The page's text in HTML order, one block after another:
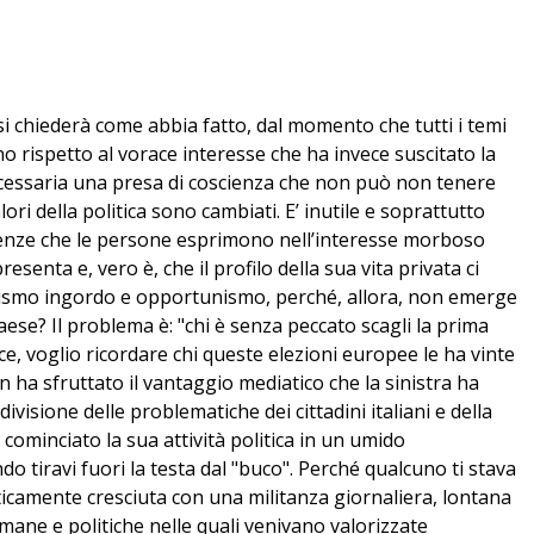
chiederà come abbia fatto, dal momento che tutti i temi
rispetto al vorace interesse che ha invece suscitato la
una presa di coscienza che non può non tenere
della politica sono cambiati. E’ inutile e soprattutto
che le persone esprimono nell’interesse morboso
e, vero è, che il profilo della sua vita privata ci
ingordo e opportunismo, perché, allora, non emerge
Il problema è: "chi è senza peccato scagli la prima
voglio ricordare chi queste elezioni europee le ha vinte
ha sfruttato il vantaggio mediatico che la sinistra ha
delle problematiche dei cittadini italiani e della
la sua attività politica in un umido
tiravi fuori la testa dal "buco". Perché qualcuno ti stava
cresciuta con una militanza giornaliera, lontana
e politiche nelle quali venivano valorizzate